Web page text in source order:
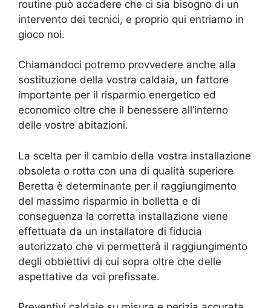
routine può accadere che ci sia bisogno di un
intervento dei tecnici, e proprio qui entriamo in
gioco noi.
Chiamandoci potremo provvedere anche alla
sostituzione della vostra caldaia, un fattore
importante per il risparmio energetico ed
economico oltre che il benessere all’interno
delle vostre abitazioni.
La scelta per il cambio della vostra installazione
obsoleta o rotta con una di qualità superiore
Beretta è determinante per il raggiungimento
del massimo risparmio in bolletta e di
conseguenza la corretta installazione viene
effettuata da un installatore di fiducia
autorizzato che vi permetterà il raggiungimento
degli obbiettivi di cui sopra oltre che delle
aspettative da voi prefissate.